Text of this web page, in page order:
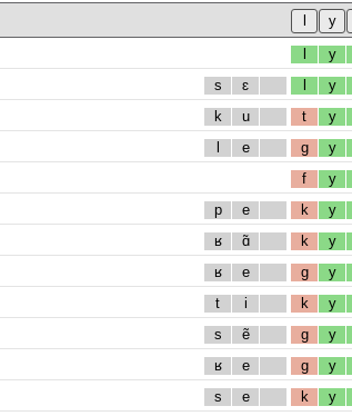
l y
s ɛ l y
k u t y
l e g y
f y
p e k y
ʁ ɑ̃ k y
ʁ e g y
t i k y
s ẽ g y
ʁ e g y
s e k y